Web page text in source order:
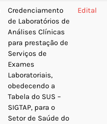
Credenciamento
de Laboratórios de
Análises Clínicas
para prestação de
Serviços de
Exames
Laboratoriais,
obedecendo a
Tabela do SUS –
SIGTAP, para o
Setor de Saúde do
Edital